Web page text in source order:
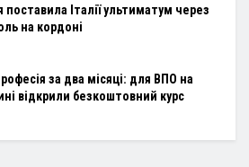
поставила Італії ультиматум через
на кордоні
за два місяці: для ВПО на
відкрили безкоштовний курс